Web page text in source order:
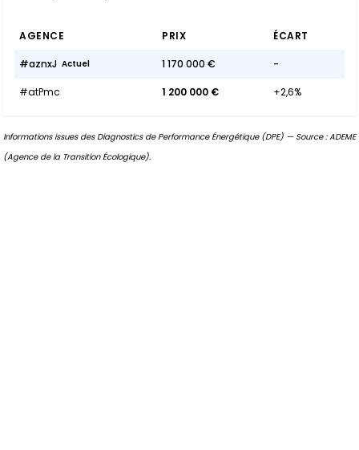
AGENCE PRIX ÉCART
#aznxJ Actuel 1 170 000 € -
#atPmc 1 200 000 € +2,6%
Informations issues des Diagnostics de Performance Énergétique (DPE) — Source : ADEME
(Agence de la Transition Écologique).